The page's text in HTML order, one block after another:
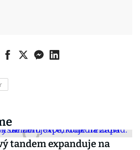
tandem expanduje na